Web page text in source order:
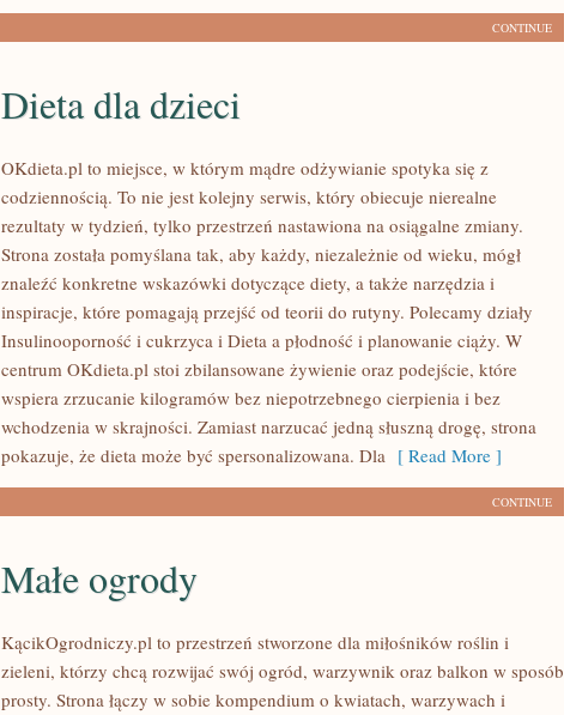
CONTINUE
Dieta dla dzieci
OKdieta.pl to miejsce, w którym mądre odżywianie spotyka się z
codziennością. To nie jest kolejny serwis, który obiecuje nierealne
rezultaty w tydzień, tylko przestrzeń nastawiona na osiągalne zmiany.
Strona została pomyślana tak, aby każdy, niezależnie od wieku, mógł
znaleźć konkretne wskazówki dotyczące diety, a także narzędzia i
inspiracje, które pomagają przejść od teorii do rutyny. Polecamy działy
Insulinooporność i cukrzyca i Dieta a płodność i planowanie ciąży. W
centrum OKdieta.pl stoi zbilansowane żywienie oraz podejście, które
wspiera zrzucanie kilogramów bez niepotrzebnego cierpienia i bez
wchodzenia w skrajności. Zamiast narzucać jedną słuszną drogę, strona
pokazuje, że dieta może być spersonalizowana. Dla [ Read More ]
CONTINUE
Małe ogrody
KącikOgrodniczy.pl to przestrzeń stworzone dla miłośników roślin i
zieleni, którzy chcą rozwijać swój ogród, warzywnik oraz balkon w sposób
prosty. Strona łączy w sobie kompendium o kwiatach, warzywach i